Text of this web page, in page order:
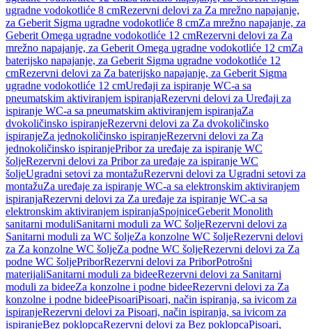
ugradne vodokotliće 8 cmRezervni delovi za Za mrežno napajanje,
za Geberit Sigma ugradne vodokotliće 8 cmZa mrežno napajanje, za
Geberit Omega ugradne vodokotliće 12 cmRezervni delovi za Za
mrežno napajanje, za Geberit Omega ugradne vodokotliće 12 cmZa
baterijsko napajanje, za Geberit Sigma ugradne vodokotliće 12
cmRezervni delovi za Za baterijsko napajanje, za Geberit Sigma
ugradne vodokotliće 12 cmUređaji za ispiranje WC-a sa
pneumatskim aktiviranjem ispiranjaRezervni delovi za Uređaji za
ispiranje WC-a sa pneumatskim aktiviranjem ispiranjaZa
dvokoličinsko ispiranjeRezervni delovi za Za dvokoličinsko
ispiranjeZa jednokoličinsko ispiranjeRezervni delovi za Za
jednokoličinsko ispiranjePribor za uređaje za ispiranje WC
šoljeRezervni delovi za Pribor za uređaje za ispiranje WC
šoljeUgradni setovi za montažuRezervni delovi za Ugradni setovi za
montažuZa uređaje za ispiranje WC-a sa elektronskim aktiviranjem
ispiranjaRezervni delovi za Za uređaje za ispiranje WC-a sa
elektronskim aktiviranjem ispiranjaSpojniceGeberit Monolith
sanitarni moduliSanitarni moduli za WC šoljeRezervni delovi za
Sanitarni moduli za WC šoljeZa konzolne WC šoljeRezervni delovi
za Za konzolne WC šoljeZa podne WC šoljeRezervni delovi za Za
podne WC šoljePriborRezervni delovi za PriborPotrošni
materijaliSanitarni moduli za bideeRezervni delovi za Sanitarni
moduli za bideeZa konzolne i podne bideeRezervni delovi za Za
konzolne i podne bideePisoariPisoari, način ispiranja, sa ivicom za
ispiranjeRezervni delovi za Pisoari, način ispiranja, sa ivicom za
ispiranjeBez poklopcaRezervni delovi za Bez poklopcaPisoari,